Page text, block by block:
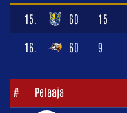
15. 60 15
16. 60 9
# Pelaaja